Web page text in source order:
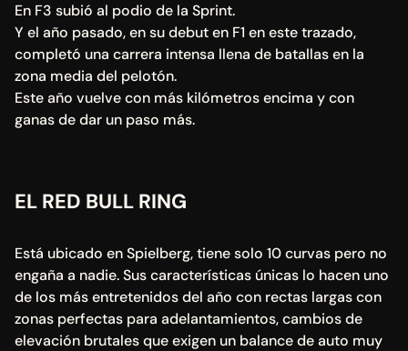
En F3 subió al podio de la Sprint.
Y el año pasado, en su debut en F1 en este trazado,
completó una carrera intensa llena de batallas en la
zona media del pelotón.
Este año vuelve con más kilómetros encima y con
ganas de dar un paso más.
EL RED BULL RING
Está ubicado en Spielberg, tiene solo 10 curvas pero no
engaña a nadie. Sus características únicas lo hacen uno
de los más entretenidos del año con rectas largas con
zonas perfectas para adelantamientos, cambios de
elevación brutales que exigen un balance de auto muy